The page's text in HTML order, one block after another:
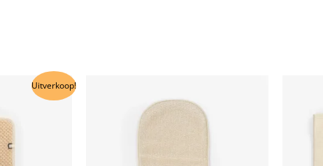
Uitverkoop!
product
heeft
meerdere
variaties.
heeft
meerdere